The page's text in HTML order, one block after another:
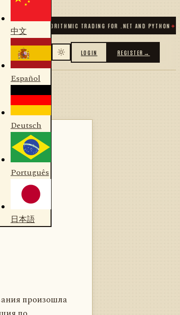
✦ ALGORITHMIC TRADING FOR .NET AND PYTHON✦70+
中文
Español
Deutsch
Português
日本語
LOGIN REGISTER →
произошла